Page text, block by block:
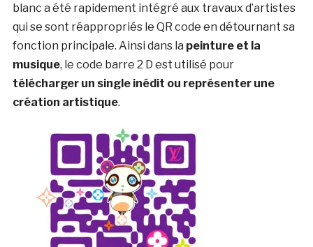
blanc a été rapidement intégré aux travaux d’artistes
qui se sont réappropriés le QR code en détournant sa
fonction principale. Ainsi dans la peinture et la
musique, le code barre 2 D est utilisé pour
télécharger un single inédit ou représenter une
création artistique.